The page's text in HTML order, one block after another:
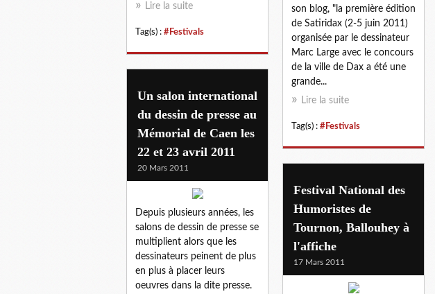
Lire la suite
Tag(s) : #Festivals
son blog, "la première édition
de Satiridax (2-5 juin 2011)
organisée par le dessinateur
Marc Large avec le concours
de la ville de Dax a été une
grande...
Lire la suite
Tag(s) : #Festivals
Un salon international
du dessin de presse au
Mémorial de Caen les
22 et 23 avril 2011
20 Mars 2011
Depuis plusieurs années, les
salons de dessin de presse se
multiplient alors que les
dessinateurs peinent de plus
en plus à placer leurs
oeuvres dans la dite presse.
Festival National des
Humoristes de
Tournon, Ballouhey à
l'affiche
17 Mars 2011